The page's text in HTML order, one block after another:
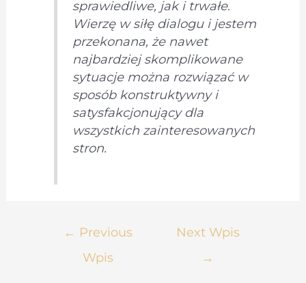
sprawiedliwe, jak i trwałe.
Wierzę w siłę dialogu i jestem
przekonana, że nawet
najbardziej skomplikowane
sytuacje można rozwiązać w
sposób konstruktywny i
satysfakcjonujący dla
wszystkich zainteresowanych
stron.
Nawigacja
← Previous
Wpis
Next Wpis
→